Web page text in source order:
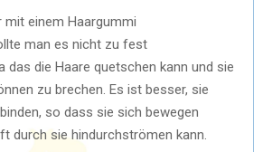
mit einem Haargummi
man es nicht zu fest
das die Haare quetschen kann und sie
zu brechen. Es ist besser, sie
so dass sie sich bewegen
durch sie hindurchströmen kann.